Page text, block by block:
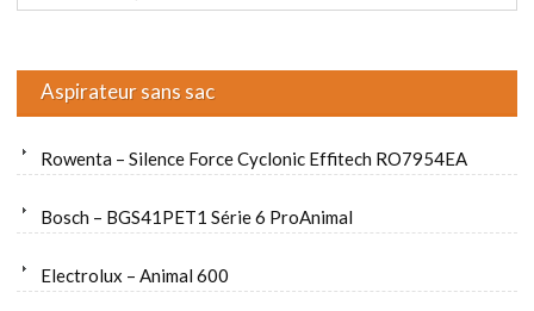
Aspirateur sans sac
Rowenta – Silence Force Cyclonic Effitech RO7954EA
Bosch – BGS41PET1 Série 6 ProAnimal
Electrolux – Animal 600